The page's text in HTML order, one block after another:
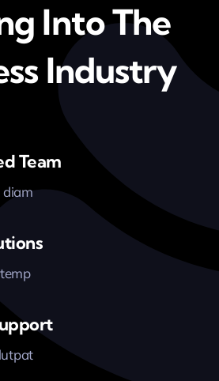
Into The
Industry
Team
diam